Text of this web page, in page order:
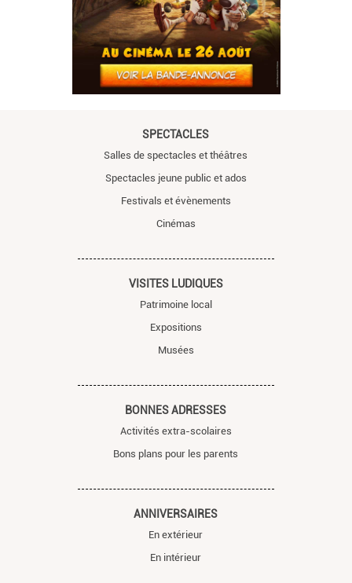
SPECTACLES
Salles de spectacles et théâtres
Spectacles jeune public et ados
Festivals et évènements
Cinémas
VISITES LUDIQUES
Patrimoine local
Expositions
Musées
BONNES ADRESSES
Activités extra-scolaires
Bons plans pour les parents
ANNIVERSAIRES
En extérieur
En intérieur